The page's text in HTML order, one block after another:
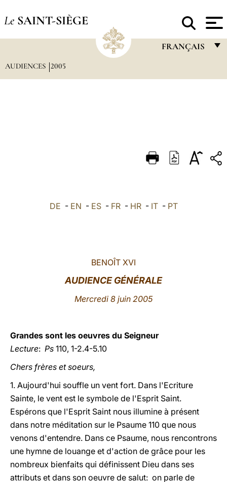
Le SAINT-SIÈGE
FRANÇAIS
DEUTSCH
العربيّة
AUDIENCES 2005
DE - EN - ES- FR- HR- IT- PT
BENOÎT XVI
AUDIENCE GÉNÉRALE
Mercredi 8 juin 2005
Grandes sont les oeuvres du Seigneur
Lecture: Ps 110, 1-2.4-5.10
Chers frères et soeurs,
1. Aujourd'hui souffle un vent fort. Dans l'Ecriture
Sainte, le vent est le symbole de l'Esprit Saint.
Espérons que l'Esprit Saint nous illumine à présent
dans notre méditation sur le Psaume 110 que nous
venons d'entendre. Dans ce Psaume, nous rencontrons
une hymne de louange et d'action de grâce pour les
nombreux bienfaits qui définissent Dieu dans ses
attributs et dans son oeuvre de salut: on parle de